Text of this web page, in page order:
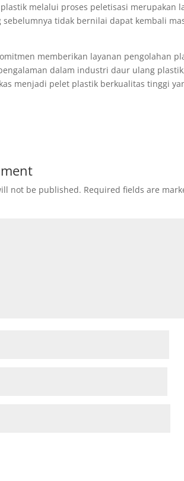
melalui proses peletisasi merupakan
sebelumnya tidak bernilai dapat kembali
memberikan layanan pengolahan
dalam industri daur ulang
menjadi pelet plastik berkualitas tinggi
not be published. Required fields are